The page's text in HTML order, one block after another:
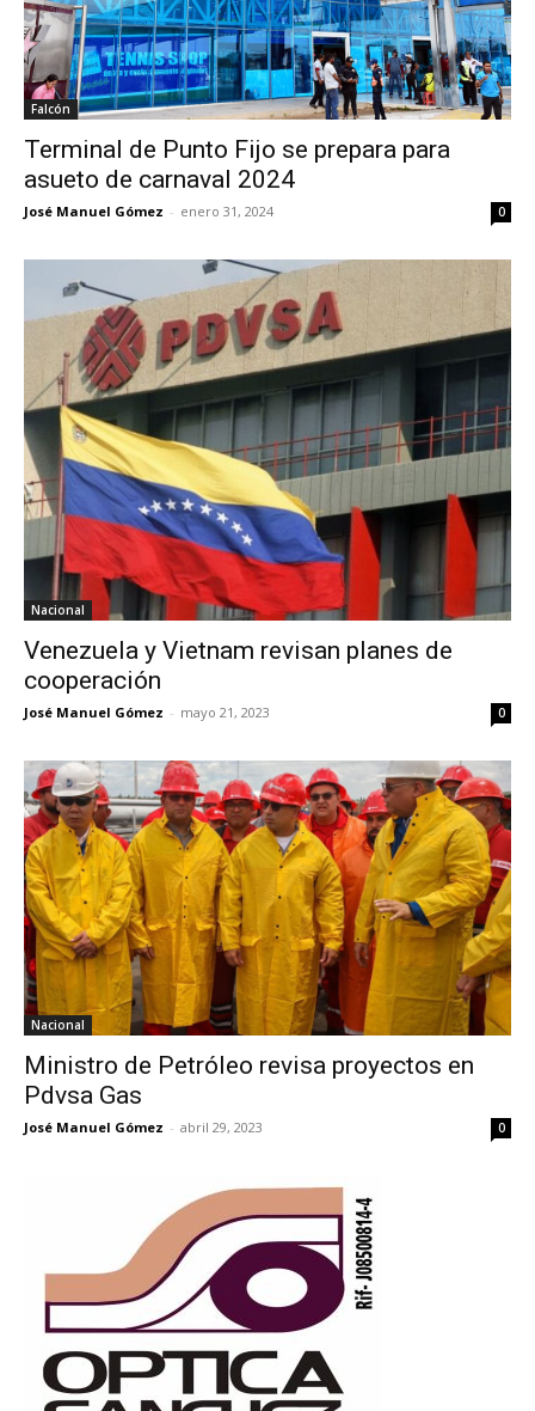
Falcón
Terminal de Punto Fijo se prepara para
asueto de carnaval 2024
José Manuel Gómez - enero 31, 2024 0
Nacional
Venezuela y Vietnam revisan planes de
cooperación
José Manuel Gómez - mayo 21, 2023 0
Nacional
Ministro de Petróleo revisa proyectos en
Pdvsa Gas
José Manuel Gómez - abril 29, 2023 0